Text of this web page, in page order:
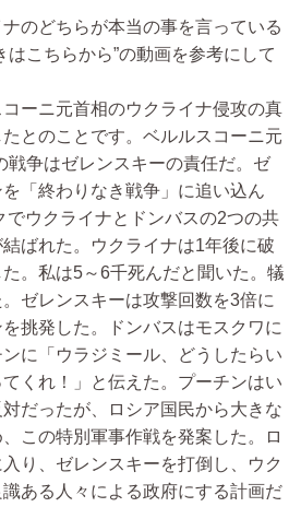
のどちらが本当の事を言っている
はこちらから”の動画を参考にして
ーニ元首相のウクライナ侵攻の真
とのことです。ベルルスコーニ元
戦争はゼレンスキーの責任だ。ゼ
「終わりなき戦争」に追い込ん
でウクライナとドンバスの2つの共
ばれた。ウクライナは1年後に破
。私は5～6千死んだと聞いた。犠
ゼレンスキーは攻撃回数を3倍に
挑発した。ドンバスはモスクワに
に「ウラジミール、どうしたらい
くれ！」と伝えた。プーチンはい
だったが、ロシア国民から大きな
この特別軍事作戦を発案した。ロ
り、ゼレンスキーを打倒し、ウク
ある人々による政府にする計画だ